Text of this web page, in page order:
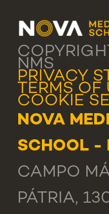
NMS
PRIVACY
TERMS OF
COOKIE
NOVA
SCHOOL -
CAMPO
PÁTRIA,